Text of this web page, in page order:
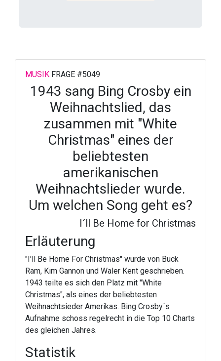
MUSIK FRAGE #5049
1943 sang Bing Crosby ein
Weihnachtslied, das
zusammen mit "White
Christmas" eines der
beliebtesten
amerikanischen
Weihnachtslieder wurde.
Um welchen Song geht es?
I´ll Be Home for Christmas
Erläuterung
"I'll Be Home For Christmas" wurde von Buck
Ram, Kim Gannon und Waler Kent geschrieben.
1943 teilte es sich den Platz mit "White
Christmas", als eines der beliebtesten
Weihnachtsieder Amerikas. Bing Crosby´s
Aufnahme schoss regelrecht in die Top 10 Charts
des gleichen Jahres.
Statistik